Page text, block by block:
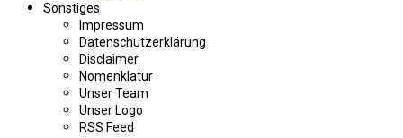
Sonstiges
Impressum
Datenschutzerklärung
Disclaimer
Nomenklatur
Unser Team
Unser Logo
RSS Feed